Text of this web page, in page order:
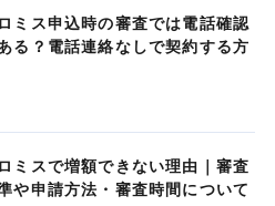
ミス申込時の審査では電話確認
る？電話連絡なしで契約する方
ミスで増額できない理由｜審査
や申請方法・審査時間について